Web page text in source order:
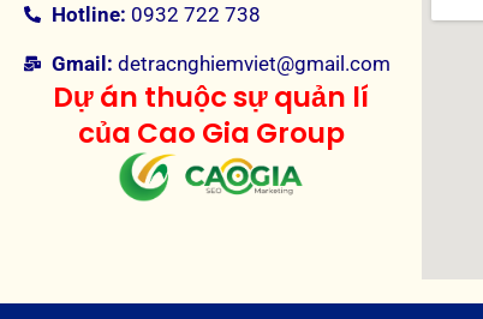
Hotline: 0932 722 738
Gmail: detracnghiemviet@gmail.com
Dự án thuộc sự quản lí
của Cao Gia Group